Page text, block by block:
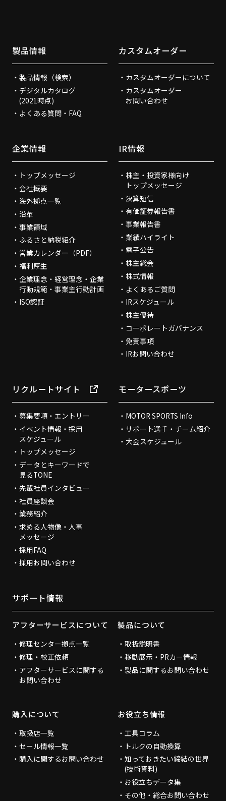
製品情報
製品情報（検索）
デジタルカタログ
(2021時点)
よくある質問・FAQ
カスタムオーダー
カスタムオーダーについて
カスタムオーダー
お問い合わせ
企業情報
トップメッセージ
会社概要
海外拠点一覧
沿革
事業領域
ふるさと納税紹介
営業カレンダー（PDF）
福利厚生
企業理念・経営理念・企業
行動規範・事業主行動計画
ISO認証
IR情報
株主・投資家様向け
トップメッセージ
決算短信
有価証券報告書
事業報告書
業績ハイライト
電子公告
株主総会
株式情報
よくあるご質問
IRスケジュール
株主優待
コーポレートガバナンス
免責事項
IRお問い合わせ
リクルートサイト
募集要項・エントリー
イベント情報・採用
スケジュール
トップメッセージ
データとキーワードで
見るTONE
先輩社員インタビュー
社員座談会
業務紹介
求める人物像・人事
メッセージ
採用FAQ
採用お問い合わせ
モータースポーツ
MOTOR SPORTS Info
サポート選手・チーム紹介
大会スケジュール
サポート情報
アフターサービスについて
修理センター拠点一覧
修理・校正依頼
アフターサービスに関する
お問い合わせ
製品について
取扱説明書
移動展示・PRカー情報
製品に関するお問い合わせ
購入について
取扱店一覧
セール情報一覧
購入に関するお問い合わせ
お役立ち情報
工具コラム
トルクの自動換算
知っておきたい締結の世界
(技術資料)
お役立ちデータ集
その他・総合お問い合わせ